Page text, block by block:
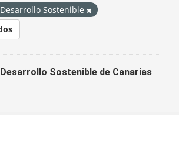
Sostenible
Sostenible de Canarias